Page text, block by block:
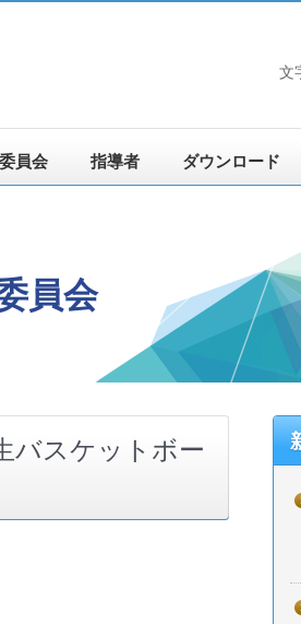
員会 指導者 ダウンロード
文
員会
バスケットボー